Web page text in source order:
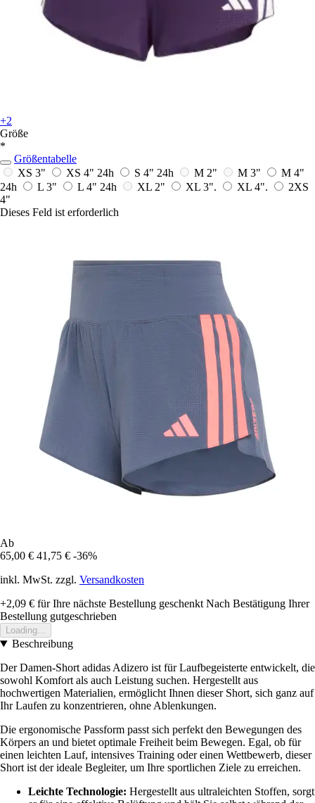
+2
Größe
*
Größentabelle
XS 3"
XS 4" 24h S 4" 24h M 2" M 3"
M 4"
24h
L 3" L 4" 24h XL 2" XL 3". XL 4".
2XS
4"
Dieses Feld ist erforderlich
Ab
65,00 € 41,75 € -36%
inkl. MwSt. zzgl. Versandkosten
+2,09 € für Ihre nächste Bestellung geschenkt Nach Bestätigung Ihrer
Bestellung gutgeschrieben
Loading...
Beschreibung
Der Damen-Short adidas Adizero ist für Laufbegeisterte entwickelt, die
sowohl Komfort als auch Leistung suchen. Hergestellt aus
hochwertigen Materialien, ermöglicht Ihnen dieser Short, sich ganz auf
Ihr Laufen zu konzentrieren, ohne Ablenkungen.
Die ergonomische Passform passt sich perfekt den Bewegungen des
Körpers an und bietet optimale Freiheit beim Bewegen. Egal, ob für
einen leichten Lauf, intensives Training oder einen Wettbewerb, dieser
Short ist der ideale Begleiter, um Ihre sportlichen Ziele zu erreichen.
Leichte Technologie: Hergestellt aus ultraleichten Stoffen, sorgt